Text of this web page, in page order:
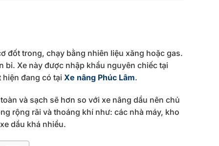
đốt trong, chạy bằng nhiên liệu xăng hoặc gas.
bỉ. Xe này được nhập khẩu nguyên chiếc tại
đang có tại Xe nâng Phúc Lâm.
và sạch sẽ hơn so với xe nâng dầu nên chủ
rộng rãi và thoáng khí như: các nhà máy, kho
dầu khá nhiều.